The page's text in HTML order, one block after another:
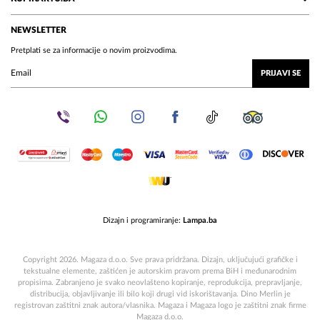
NEWSLETTER
Pretplati se za informacije o novim proizvodima.
PRIJAVI SE
Dizajn i programiranje: Lampa.ba
Copyright 2026. Magaza d.o.o. Sve prava pridržana. Dizajn, uključujući grafičke i
tekstualne elemente, zaštićen je autorskim pravom prema BiH i međunarodnim
propisima. Zabranjeno je svako neovlašteno kopiranje, reprodukcija, prepravljanje,
distribucija, objavljivanje ili bilo koji drugi vid iskorištavanja. Dino Merlin je
registrovan zaštitni znak autora/vlasnika. Magaza i Magaza logo je zaštitni znak firme
Magaza d.o.o.